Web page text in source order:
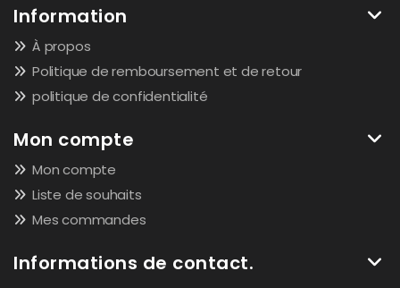
Information
À propos
Politique de remboursement et de retour
politique de confidentialité
Mon compte
Mon compte
Liste de souhaits
Mes commandes
Informations de contact.